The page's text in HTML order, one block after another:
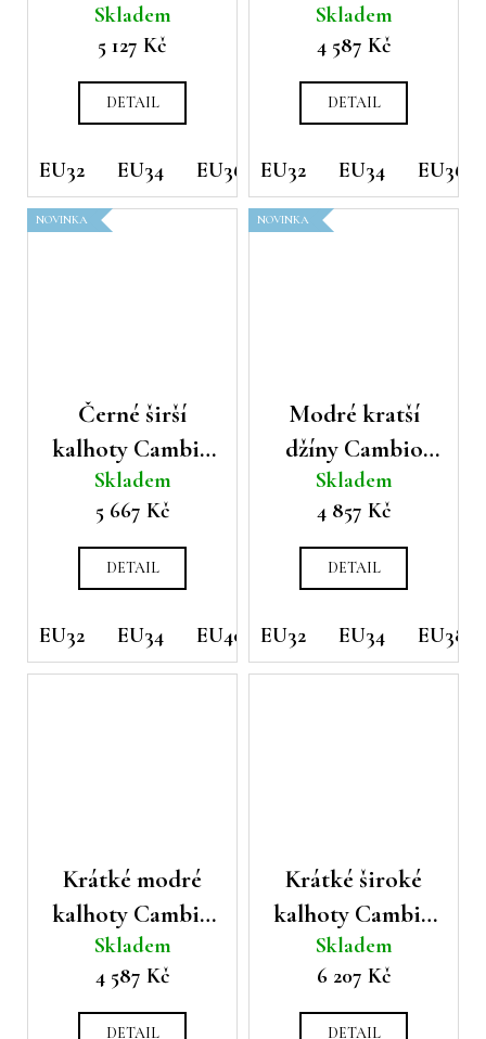
Skladem
5 127 Kč
DETAIL
EU32 EU34 EU36 EU38 EU40 EU42
Tess
Skladem
4 587 Kč
DETAIL
EU32 EU34 EU36
NOVINKA
Černé širší
kalhoty Cambio
Eleven
Skladem
5 667 Kč
DETAIL
EU32 EU34 EU40 EU42 EU44
NOVINKA
Modré kratší
džíny Cambio
Elia
Skladem
4 857 Kč
DETAIL
EU32 EU34 EU38
Krátké modré
kalhoty Cambio
Bermuda
Skladem
4 587 Kč
DETAIL
Krátké široké
kalhoty Cambio
Celeste
Skladem
6 207 Kč
DETAIL